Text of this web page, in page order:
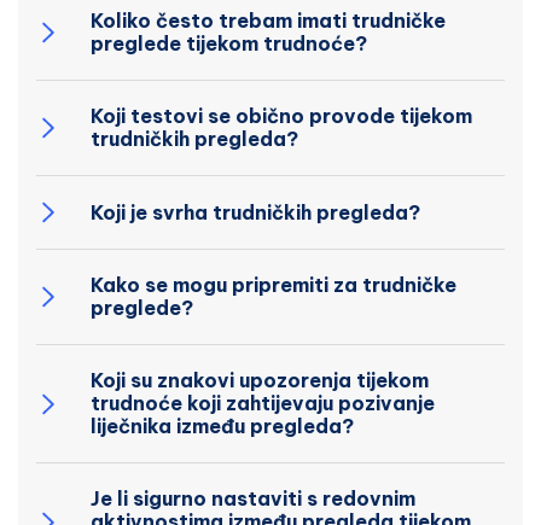
Koliko često trebam imati trudničke
preglede tijekom trudnoće?
Koji testovi se obično provode tijekom
trudničkih pregleda?
Koji je svrha trudničkih pregleda?
Kako se mogu pripremiti za trudničke
preglede?
Koji su znakovi upozorenja tijekom
trudnoće koji zahtijevaju pozivanje
liječnika između pregleda?
Je li sigurno nastaviti s redovnim